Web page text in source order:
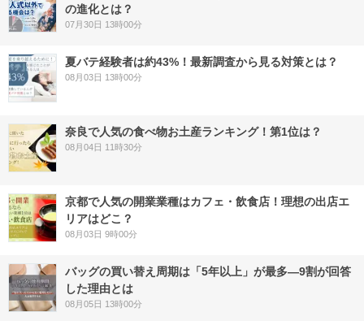
の進化とは？
07月30日 13時00分
夏バテ経験者は約43%！最新調査から見る対策とは？
08月03日 13時00分
奈良で人気の食べ物お土産ランキング！第1位は？
08月04日 11時30分
京都で人気の開業業種はカフェ・飲食店！理想の出店エ
リアはどこ？
08月03日 9時00分
バッグの買い替え周期は「5年以上」が最多―9割が回答
した理由とは
08月05日 13時00分